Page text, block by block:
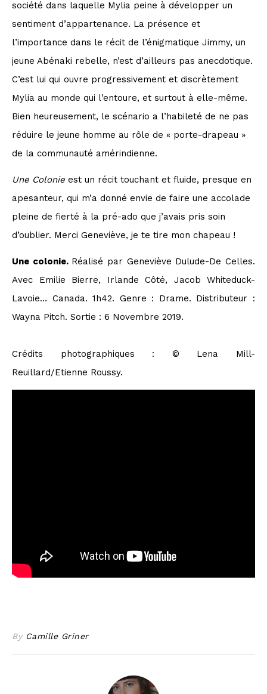
société dans laquelle Mylia peine à développer un
sentiment d’appartenance. La présence et
l’importance dans le récit de l’énigmatique Jimmy, un
jeune Abénaki rebelle, n’est d’ailleurs pas anecdotique.
C’est lui qui ouvre progressivement et discrètement
Mylia au monde qui l’entoure, et surtout à elle-même.
Bien heureusement, le scénario a l’habileté de ne pas
réduire le jeune homme au rôle de « porte-drapeau »
de la communauté amérindienne.
Une Colonie est un récit touchant et fluide, presque en
apesanteur, qui m’a donné envie de faire une accolade
pleine de fierté à la pré-ado que j’avais pris soin
d’oublier. Merci Geneviève, je te tire mon chapeau !
Une colonie. Réalisé par Geneviève Dulude-De Celles.
Avec Emilie Bierre, Irlande Côté, Jacob Whiteduck-
Lavoie… Canada. 1h42. Genre : Drame. Distributeur :
Wayna Pitch. Sortie : 6 Novembre 2019.
Crédits photographiques : © Lena Mill-
Reuillard/Etienne Roussy.
By Camille Griner